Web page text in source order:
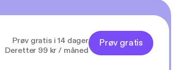
Prøv gratis i 14 dager
Deretter 99 kr / måned
Prøv gratis